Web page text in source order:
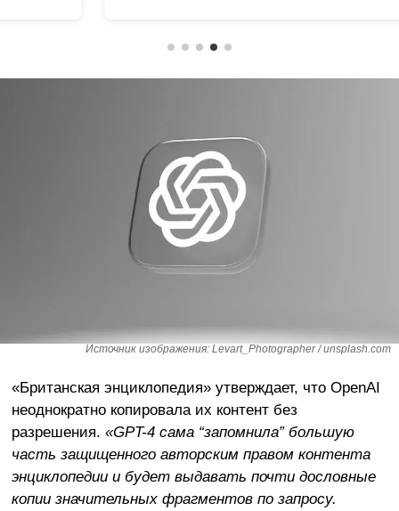
Источник изображения: Levart_Photographer / unsplash.com
«Британская энциклопедия» утверждает, что OpenAI
неоднократно копировала их контент без
разрешения. «GPT-4 сама “запомнила” большую
часть защищенного авторским правом контента
энциклопедии и будет выдавать почти дословные
копии значительных фрагментов по запросу.